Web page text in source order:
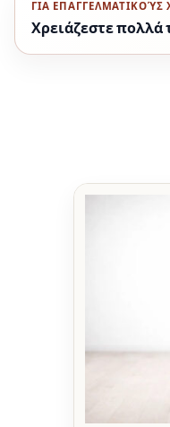
ΓΙΑ ΕΠΑΓΓΕΛΜΑΤΙΚΟΎΣ
Χρειάζεστε πολλά